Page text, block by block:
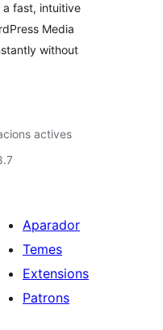
a fast, intuitive
Media
without
actives
Aparador
Temes
Extensions
Patrons